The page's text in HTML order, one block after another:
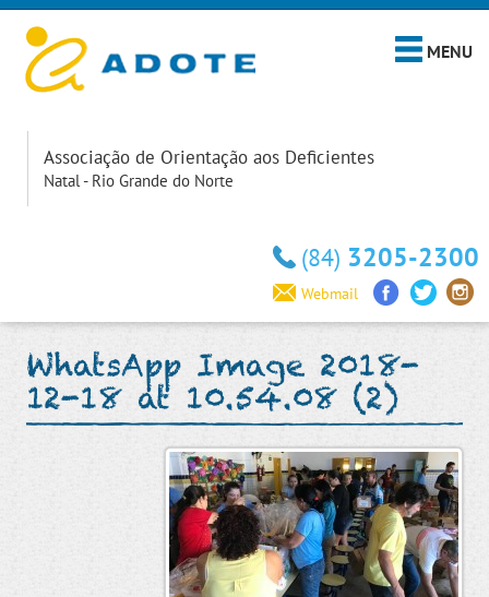
MENU
Associação de Orientação aos Deficientes
Natal - Rio Grande do Norte
(84) 3205-2300
Webmail
WhatsApp Image 2018-
12-18 at 10.54.08 (2)